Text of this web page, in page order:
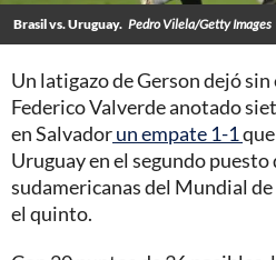
Brasil vs. Uruguay. Pedro Vilela/Getty Images
Un latigazo de Gerson dejó
Federico Valverde anotado
en Salvadorun empate 1-1
Uruguay en el segundo
sudamericanas del Mundial
el quinto.